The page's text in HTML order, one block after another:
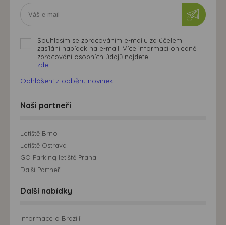
Souhlasím se zpracováním e-mailu za účelem
zasílání nabídek na e-mail. Více informací ohledně
zpracování osobních údajů najdete
zde.
Odhlášení z odběru novinek
Naši partneři
Letiště Brno
Letiště Ostrava
GO Parking letiště Praha
Další Partneři
Další nabídky
Informace o Brazílii